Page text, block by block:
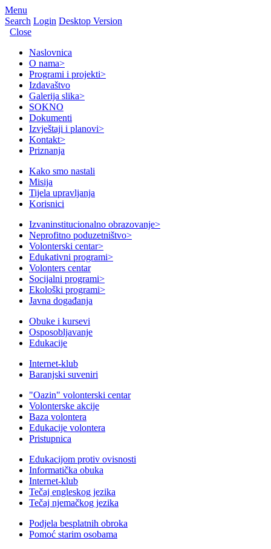
Menu
Search Login Desktop Version
Close
Naslovnica
O nama>
Programi i projekti>
Izdavaštvo
Galerija slika>
SOKNO
Dokumenti
Izvještaji i planovi>
Kontakt>
Priznanja
Kako smo nastali
Misija
Tijela upravljanja
Korisnici
Izvaninstitucionalno obrazovanje>
Neprofitno poduzetništvo>
Volonterski centar>
Edukativni programi>
Volonters centar
Socijalni programi>
Ekološki programi>
Javna događanja
Obuke i kursevi
Osposobljavanje
Edukacije
Internet-klub
Baranjski suveniri
"Oazin" volonterski centar
Volonterske akcije
Baza volontera
Edukacije volontera
Pristupnica
Edukacijom protiv ovisnosti
Informatička obuka
Internet-klub
Tečaj engleskog jezika
Tečaj njemačkog jezika
Podjela besplatnih obroka
Pomoć starim osobama